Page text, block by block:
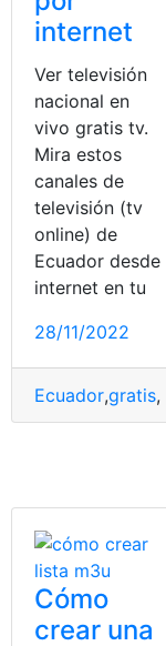
internet
Ver televisión
nacional en
vivo gratis tv.
Mira estos
canales de
televisión (tv
online) de
Ecuador desde
internet en tu
28/11/2022
Ecuador,gratis,
Cómo
crear una